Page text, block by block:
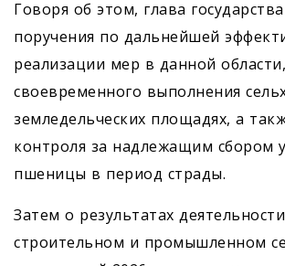
Говоря об этом, глава
поручения по дальнейшей
реализации мер в данной
своевременного выполнения
земледельческих площадях, а
контроля за надлежащим сбором
пшеницы в период страды.
Затем о результатах
строительном и промышленном